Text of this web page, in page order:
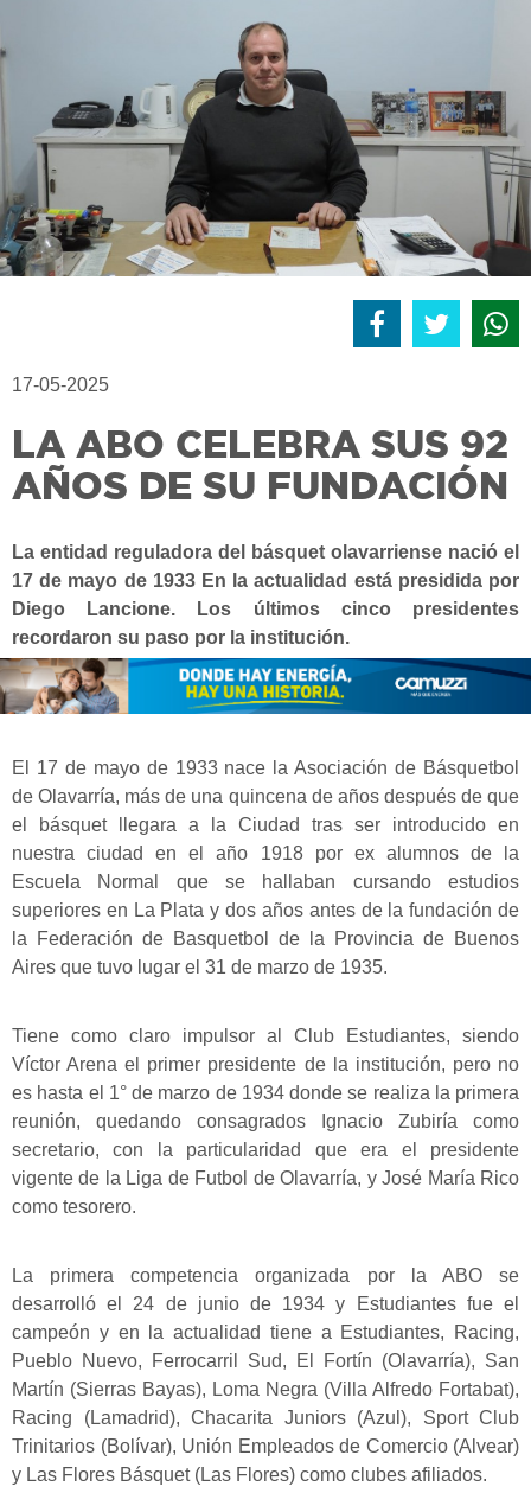
17-05-2025
LA ABO CELEBRA SUS 92
AÑOS DE SU FUNDACIÓN
La entidad reguladora del básquet olavarriense nació el
17 de mayo de 1933 En la actualidad está presidida por
Diego Lancione. Los últimos cinco presidentes
recordaron su paso por la institución.
El 17 de mayo de 1933 nace la Asociación de Básquetbol
de Olavarría, más de una quincena de años después de que
el básquet llegara a la Ciudad tras ser introducido en
nuestra ciudad en el año 1918 por ex alumnos de la
Escuela Normal que se hallaban cursando estudios
superiores en La Plata y dos años antes de la fundación de
la Federación de Basquetbol de la Provincia de Buenos
Aires que tuvo lugar el 31 de marzo de 1935.
Tiene como claro impulsor al Club Estudiantes, siendo
Víctor Arena el primer presidente de la institución, pero no
es hasta el 1° de marzo de 1934 donde se realiza la primera
reunión, quedando consagrados Ignacio Zubiría como
secretario, con la particularidad que era el presidente
vigente de la Liga de Futbol de Olavarría, y José María Rico
como tesorero.
La primera competencia organizada por la ABO se
desarrolló el 24 de junio de 1934 y Estudiantes fue el
campeón y en la actualidad tiene a Estudiantes, Racing,
Pueblo Nuevo, Ferrocarril Sud, El Fortín (Olavarría), San
Martín (Sierras Bayas), Loma Negra (Villa Alfredo Fortabat),
Racing (Lamadrid), Chacarita Juniors (Azul), Sport Club
Trinitarios (Bolívar), Unión Empleados de Comercio (Alvear)
y Las Flores Básquet (Las Flores) como clubes afiliados.